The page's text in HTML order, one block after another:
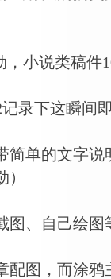
小说类稿件
录下这瞬间
单的文字说
图、自己绘图
图，而涂鸦